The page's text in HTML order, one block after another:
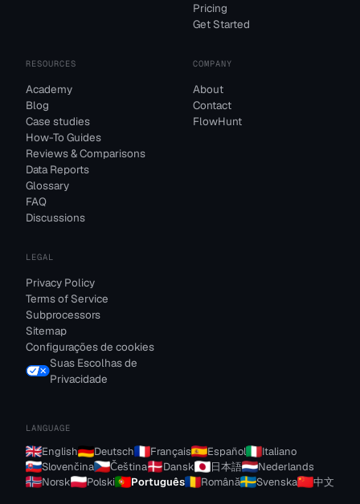
Pricing
Get Started
RESOURCES
Academy
Blog
Case studies
How-To Guides
Reviews & Comparisons
Data Reports
Glossary
FAQ
Discussions
COMPANY
About
Contact
FlowHunt
LEGAL
Privacy Policy
Terms of Service
Subprocessors
Sitemap
Configurações de cookies
Suas Escolhas de
Privacidade
LANGUAGE
English Deutsch Français Español
Italiano
Slovenčina
Čeština Dansk 日本語
Nederlands
Norsk
Polski Português Română Svenska 中文